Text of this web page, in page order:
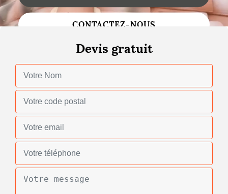
Changement de toiture
Gouttières
Réparation de toiture
CONTACTEZ-NOUS
Devis gratuit